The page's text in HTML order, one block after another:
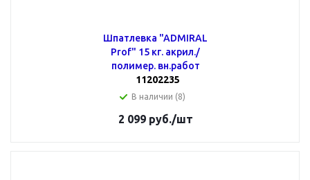
Шпатлевка "ADMIRAL
Prof" 15 кг. акрил./
полимер. вн.работ
11202235
В наличии (8)
2 099руб./шт